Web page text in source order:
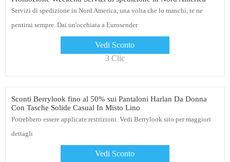
Servizi di spedizione in Nord America, una volta che lo manchi, te ne
pentirai sempre. Dai un'occhiata a Eurosender
Vedi Sconto
3 Clic
Sconti Berrylook fino al 50% sui Pantaloni Harlan Da Donna
Con Tasche Solide Casual In Misto Lino
Potrebbero essere applicate restrizioni. Vedi Berrylook sito per maggiori
dettagli
Vedi Sconto